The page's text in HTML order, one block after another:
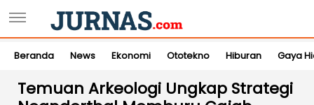
Beranda News Ekonomi Ototekno Hiburan Gaya
Temuan Arkeologi Ungkap Strategi